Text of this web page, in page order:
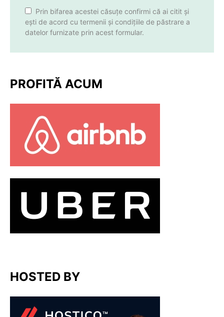
Prin bifarea acestei căsuțe confirmi că ai citit și
ești de acord cu termenii și condițiile de păstrare a
datelor furnizate prin acest formular.
PROFITĂ ACUM
HOSTED BY